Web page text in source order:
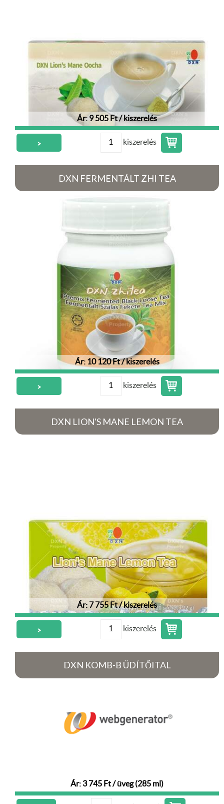
Ár: 9 505 Ft / kiszerelés
> kiszerelés
DXN FERMENTÁLT ZHI TEA
Ár: 10 120 Ft / kiszerelés
> kiszerelés
DXN LION'S MANE LEMON TEA
Ár: 7 755 Ft / kiszerelés
> kiszerelés
DXN KOMB-B ÜDÍTŐITAL
Ár: 3 745 Ft / üveg (285 ml)